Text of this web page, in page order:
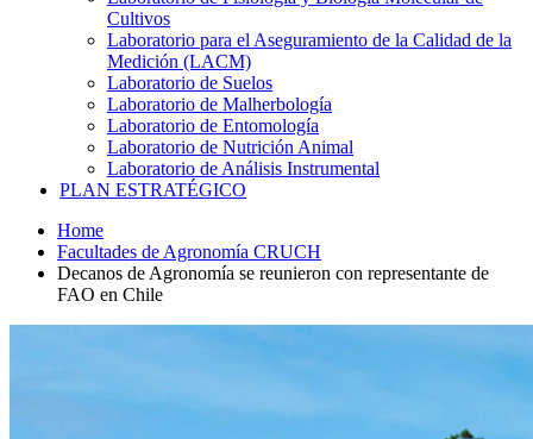
Cultivos
Laboratorio para el Aseguramiento de la Calidad de la
Medición (LACM)
Laboratorio de Suelos
Laboratorio de Malherbología
Laboratorio de Entomología
Laboratorio de Nutrición Animal
Laboratorio de Análisis Instrumental
PLAN ESTRATÉGICO
Home
Facultades de Agronomía CRUCH
Decanos de Agronomía se reunieron con representante de
FAO en Chile